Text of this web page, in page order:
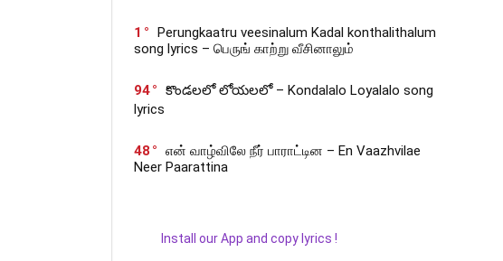
1
Perungkaatru veesinalum Kadal konthalithalum
song lyrics – பெருங் காற்று வீசினாலும்
94
కొండలలో లోయలలో – Kondalalo Loyalalo song
lyrics
48
என் வாழ்விலே நீர் பாராட்டின – En Vaazhvilae
Neer Paarattina
Install our App and copy lyrics !